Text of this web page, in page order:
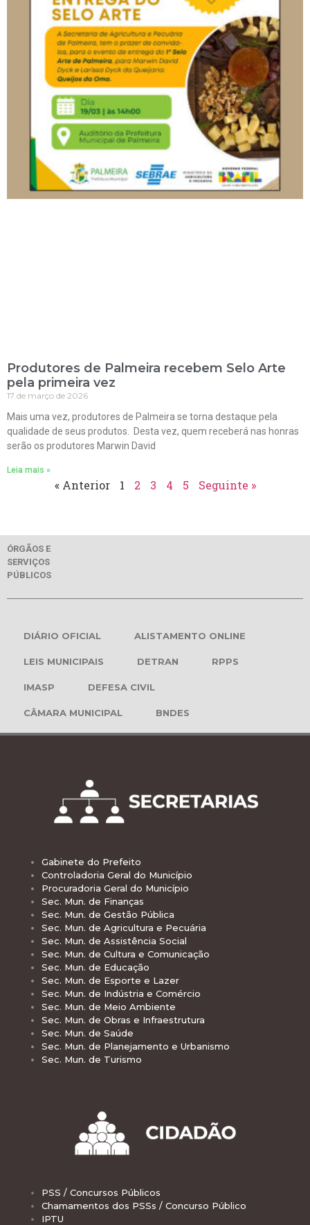
Produtores de Palmeira recebem Selo Arte
pela primeira vez
17 de março de 2026
Mais uma vez, produtores de Palmeira se torna destaque pela
qualidade de seus produtos. Desta vez, quem receberá nas honras
serão os produtores Marwin David
Leia mais »
« Anterior 1 2 3 4 5 Seguinte »
ÓRGÃOS E
SERVIÇOS
PÚBLICOS
DIÁRIO OFICIAL ALISTAMENTO ONLINE
LEIS MUNICIPAIS DETRAN RPPS
IMASP DEFESA CIVIL
CÂMARA MUNICIPAL BNDES
Gabinete do Prefeito
Controladoria Geral do Município
Procuradoria Geral do Município
Sec. Mun. de Finanças
Sec. Mun. de Gestão Pública
Sec. Mun. de Agricultura e Pecuária
Sec. Mun. de Assistência Social
Sec. Mun. de Cultura e Comunicação
Sec. Mun. de Educação
Sec. Mun. de Esporte e Lazer
Sec. Mun. de Indústria e Comércio
Sec. Mun. de Meio Ambiente
Sec. Mun. de Obras e Infraestrutura
Sec. Mun. de Saúde
Sec. Mun. de Planejamento e Urbanismo
Sec. Mun. de Turismo
PSS / Concursos Públicos
Chamamentos dos PSSs / Concurso Público
IPTU